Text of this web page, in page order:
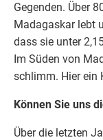
Gegenden. Über
Madagaskar lebt
dass sie unter
Im Süden von
schlimm. Hier ein
Können Sie uns
Über die letzten